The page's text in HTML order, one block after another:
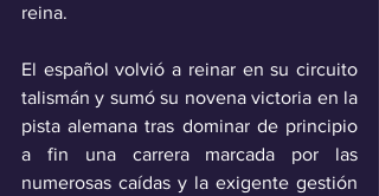
reina.
El español volvió a reinar en su circuito
talismán y sumó su novena victoria en la
pista alemana tras dominar de principio
a fin una carrera marcada por las
numerosas caídas y la exigente gestión